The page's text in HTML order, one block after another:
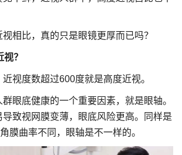
相比，真的只是眼镜更厚而已吗？
？
视度数超过600度就是高度近视。
眼底健康的一个重要因素，就是眼轴。
导致视网膜变薄，眼底风险更高。同样是
膜曲率不同，眼轴是不一样的。